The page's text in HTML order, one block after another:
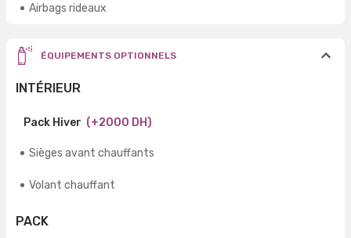
Airbags rideaux
ÉQUIPEMENTS OPTIONNELS
INTÉRIEUR
Pack Hiver (+2000 DH)
Sièges avant chauffants
Volant chauffant
PACK